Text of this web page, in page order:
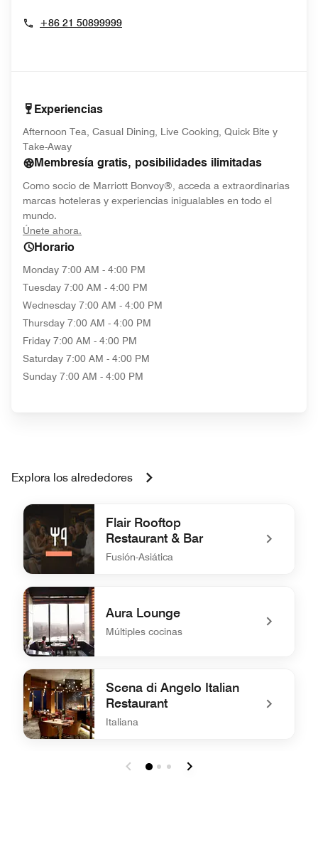
+86 21 50899999
Experiencias
Afternoon Tea, Casual Dining, Live Cooking, Quick Bite y
Take-Away
Membresía gratis, posibilidades ilimitadas
Como socio de Marriott Bonvoy®, acceda a extraordinarias
marcas hoteleras y experiencias inigualables en todo el
mundo.
Únete ahora.
Horario
Monday 7:00 AM - 4:00 PM
Tuesday 7:00 AM - 4:00 PM
Wednesday 7:00 AM - 4:00 PM
Thursday 7:00 AM - 4:00 PM
Friday 7:00 AM - 4:00 PM
Saturday 7:00 AM - 4:00 PM
Sunday 7:00 AM - 4:00 PM
Explora los alrededores
Flair Rooftop
Restaurant & Bar
Fusión-Asiática
undefined Flair Rooftop Restaurant & Bar
Aura Lounge
Múltiples cocinas
undefined Aura Lounge
Scena di Angelo Italian
Restaurant
Italiana
undefined Scena di Angelo Italian Restaurant